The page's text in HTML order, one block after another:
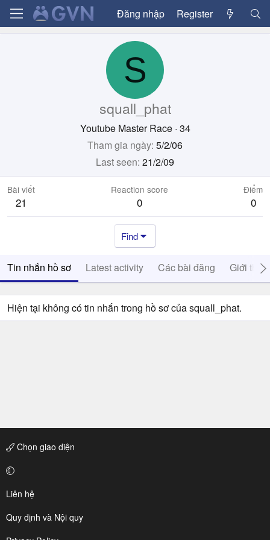
Đăng nhập Register
S
squall_phat
Youtube Master Race · 34
Tham gia ngày 5/2/06
Last seen 21/2/09
Bài viết
21
Reaction score
0
Điểm
0
Find
Tin nhắn hồ sơ Latest activity Các bài đăng Giới thiệu
Hiện tại không có tin nhắn trong hồ sơ của squall_phat.
Chọn giao diện
Liên hệ
Quy định và Nội quy